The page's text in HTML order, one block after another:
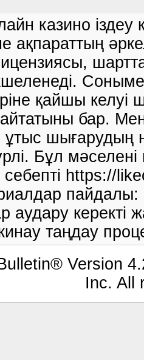
казино
ақпараттың
қайшы
бар.
шығарудың
Бұл
https://
аудару керекті
таңдау
Version
Inc. All